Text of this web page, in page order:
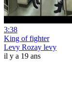
3:38
King of fighter
Levy Rozay levy
il y a 19 ans